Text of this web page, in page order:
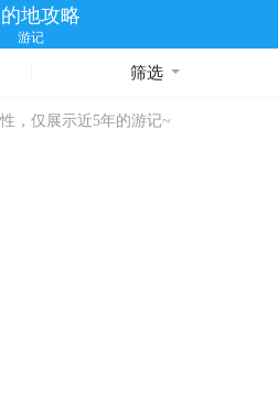
地攻略
游记
筛选
，仅展示近5年的游记~